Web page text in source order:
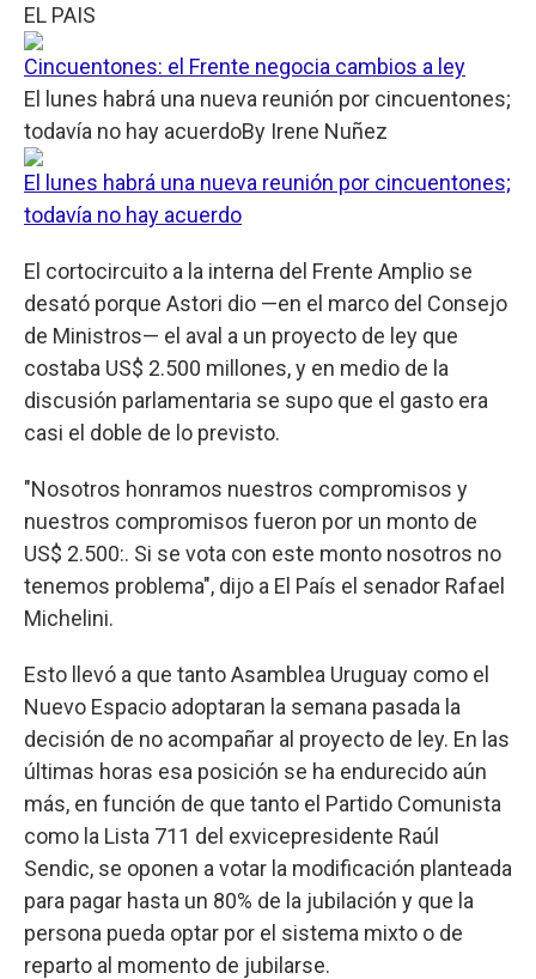
EL PAIS
Cincuentones: el Frente negocia cambios a ley
El lunes habrá una nueva reunión por cincuentones;
todavía no hay acuerdoBy Irene Nuñez
El lunes habrá una nueva reunión por cincuentones;
todavía no hay acuerdo
El cortocircuito a la interna del Frente Amplio se
desató porque Astori dio —en el marco del Consejo
de Ministros— el aval a un proyecto de ley que
costaba US$ 2.500 millones, y en medio de la
discusión parlamentaria se supo que el gasto era
casi el doble de lo previsto.
"Nosotros honramos nuestros compromisos y
nuestros compromisos fueron por un monto de
US$ 2.500:. Si se vota con este monto nosotros no
tenemos problema", dijo a El País el senador Rafael
Michelini.
Esto llevó a que tanto Asamblea Uruguay como el
Nuevo Espacio adoptaran la semana pasada la
decisión de no acompañar al proyecto de ley. En las
últimas horas esa posición se ha endurecido aún
más, en función de que tanto el Partido Comunista
como la Lista 711 del exvicepresidente Raúl
Sendic, se oponen a votar la modificación planteada
para pagar hasta un 80% de la jubilación y que la
persona pueda optar por el sistema mixto o de
reparto al momento de jubilarse.